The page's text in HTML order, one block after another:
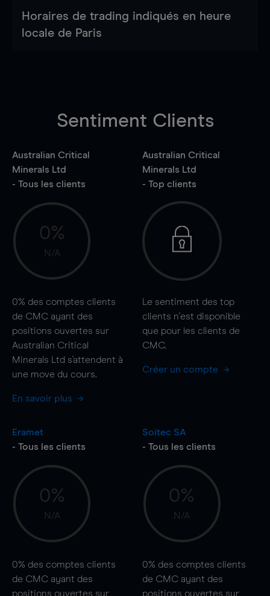
Horaires de trading indiqués en heure
locale de Paris
Sentiment Clients
Australian Critical
Minerals Ltd
- Tous les clients
0%
N/A
0% des comptes clients
de CMC ayant des
positions ouvertes sur
Australian Critical
Minerals Ltd s'attendent à
une move du cours.
En savoir plus
Australian Critical
Minerals Ltd
- Top clients
Le sentiment des top
clients n'est disponible
que pour les clients de
CMC.
Créer un compte
Eramet
- Tous les clients
0%
N/A
0% des comptes clients
de CMC ayant des
positions ouvertes sur
Soitec SA
- Tous les clients
0%
N/A
0% des comptes clients
de CMC ayant des
positions ouvertes sur